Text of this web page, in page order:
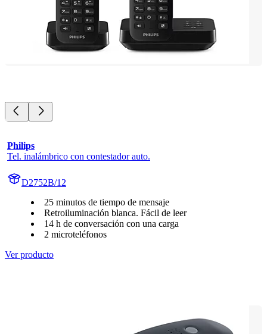
Philips
Tel. inalámbrico con contestador auto.
D2752B/12
25 minutos de tiempo de mensaje
Retroiluminación blanca. Fácil de leer
14 h de conversación con una carga
2 microteléfonos
Ver producto